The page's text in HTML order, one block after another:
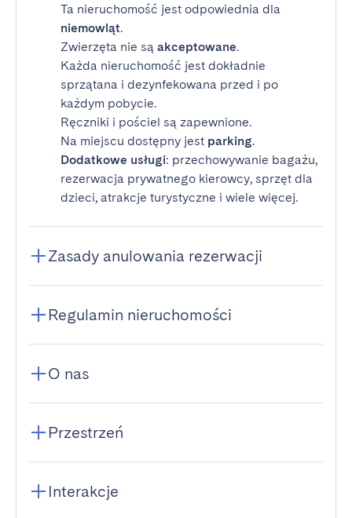
Ta nieruchomość jest odpowiednia dla
niemowląt.
Zwierzęta nie są akceptowane.
Każda nieruchomość jest dokładnie
sprzątana i dezynfekowana przed i po
każdym pobycie.
Ręczniki i pościel są zapewnione.
Na miejscu dostępny jest parking.
Dodatkowe usługi: przechowywanie bagażu,
rezerwacja prywatnego kierowcy, sprzęt dla
dzieci, atrakcje turystyczne i wiele więcej.
Zasady anulowania rezerwacji
Regulamin nieruchomości
O nas
Przestrzeń
Interakcje